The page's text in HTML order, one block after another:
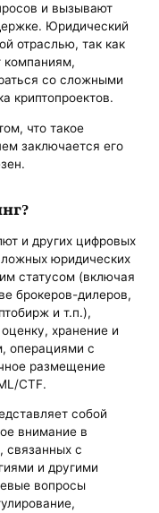
и вызывают
Юридический
отраслью, так как
компаниям,
со сложными
криптопроектов.
что такое
заключается его
и других цифровых
юридических
статусом (включая
брокеров-дилеров,
и т.п.),
хранение и
операциями с
размещение
CTF.
собой
внимание в
связанных с
и другими
вопросы